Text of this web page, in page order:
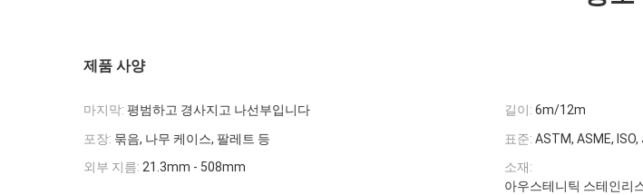
제품 사양
마지막: 평범하고 경사지고 나선부입니다 길이: 6m/12m
포장: 묶음, 나무 케이스, 팔레트 등 표준: ASTM, ASME, ISO,
외부 지름: 21.3mm - 508mm
소재:
아우스테니틱 스테인리